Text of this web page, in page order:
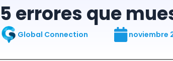
5 errores que
Global Connection noviembre